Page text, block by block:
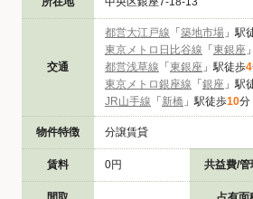
交通
都営大江戸線 「 築地市場 」駅
東京メトロ日比谷線 「 東銀座
都営浅草線 「 東銀座 」駅徒歩4
東京メトロ銀座線 「 銀座 」駅
JR山手線 「 新橋 」駅徒歩10分
物件特徴 分譲賃貸
賃料 0円 共益費/管